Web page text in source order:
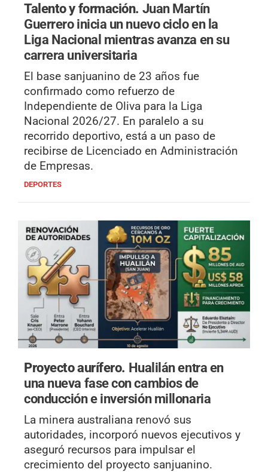
Talento y formación. Juan Martín
Guerrero inicia un nuevo ciclo en la
Liga Nacional mientras avanza en su
carrera universitaria
El base sanjuanino de 23 años fue
confirmado como refuerzo de
Independiente de Oliva para la Liga
Nacional 2026/27. En paralelo a su
recorrido deportivo, está a un paso de
recibirse de Licenciado en Administración
de Empresas.
DEPORTES
Proyecto aurífero. Hualilán entra en
una nueva fase con cambios de
conducción e inversión millonaria
La minera australiana renovó sus
autoridades, incorporó nuevos ejecutivos y
aseguró recursos para impulsar el
crecimiento del proyecto sanjuanino.